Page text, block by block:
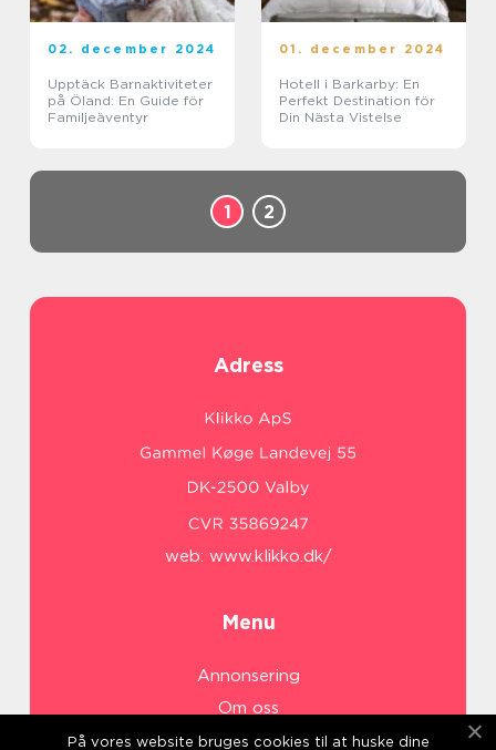
02. december 2024
Upptäck Barnaktiviteter
på Öland: En Guide för
Familjeäventyr
01. december 2024
Hotell i Barkarby: En
Perfekt Destination för
Din Nästa Vistelse
1 2
Adress
web: www.klikko.dk/
Menu
Annonsering
Om oss
Cookies
På vores website bruges cookies til at huske dine